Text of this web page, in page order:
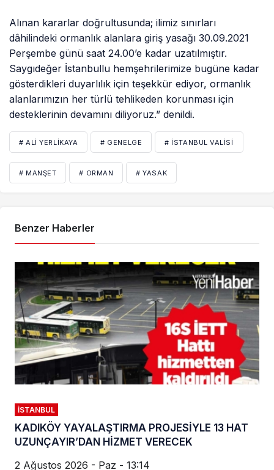
Alınan kararlar doğrultusunda; ilimiz sınırları
dâhilindeki ormanlık alanlara giriş yasağı 30.09.2021
Perşembe günü saat 24.00’e kadar uzatılmıştır.
Saygıdeğer İstanbullu hemşehrilerimize bugüne kadar
gösterdikleri duyarlılık için teşekkür ediyor, ormanlık
alanlarımızın her türlü tehlikeden korunması için
desteklerinin devamını diliyoruz.” denildi.
# ALI YERLIKAYA # GENELGE # İSTANBUL VALISI
# MANŞET # ORMAN # YASAK
Benzer Haberler
İSTANBUL
KADIKÖY YAYALAŞTIRMA PROJESİYLE 13 HAT
UZUNÇAYIR’DAN HİZMET VERECEK
2 Ağustos 2026 - Paz - 13:14